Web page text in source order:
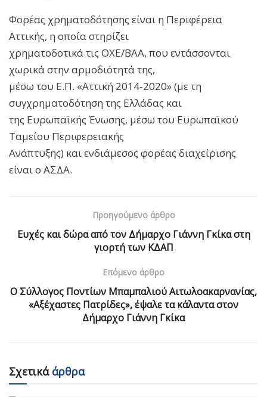
Φορέας χρηματοδότησης είναι η Περιφέρεια
Αττικής, η οποία στηρίζει
χρηματοδοτικά τις ΟΧΕ/ΒΑΑ, που εντάσσονται
χωρικά στην αρμοδιότητά της,
μέσω του Ε.Π. «Αττική 2014-2020» (με τη
συγχρηματοδότηση της Ελλάδας και
της Ευρωπαϊκής Ένωσης, μέσω του Ευρωπαϊκού
Ταμείου Περιφερειακής
Ανάπτυξης) και ενδιάμεσος φορέας διαχείρισης
είναι ο ΑΣΔΑ.
Προηγούμενο άρθρο
Ευχές και δώρα από τον Δήμαρχο Γιάννη Γκίκα στη
γιορτή των ΚΔΑΠ
Επόμενο άρθρο
Ο Σύλλογος Ποντίων Μπαμπαλιού Αιτωλοακαρνανίας,
«Αξέχαστες Πατρίδες», έψαλε τα κάλαντα στον
Δήμαρχο Γιάννη Γκίκα
Σχετικάάρθρα